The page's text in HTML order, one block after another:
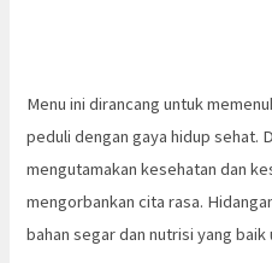
Menu ini dirancang untuk
peduli dengan gaya hidup sehat.
mengutamakan kesehatan dan
mengorbankan cita rasa.
bahan segar dan nutrisi yang baik